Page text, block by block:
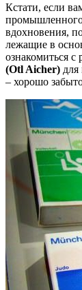
Кстати, если
вдохновения,
лежащие в
ознакомиться с
(Otl Aicher)
– хорошо